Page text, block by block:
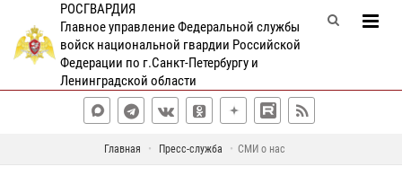
РОСГВАРДИЯ
Главное управление Федеральной службы
войск национальной гвардии Российской
Федерации по г.Санкт-Петербургу и
Ленинградской области
Главная Пресс-служба СМИ о нас